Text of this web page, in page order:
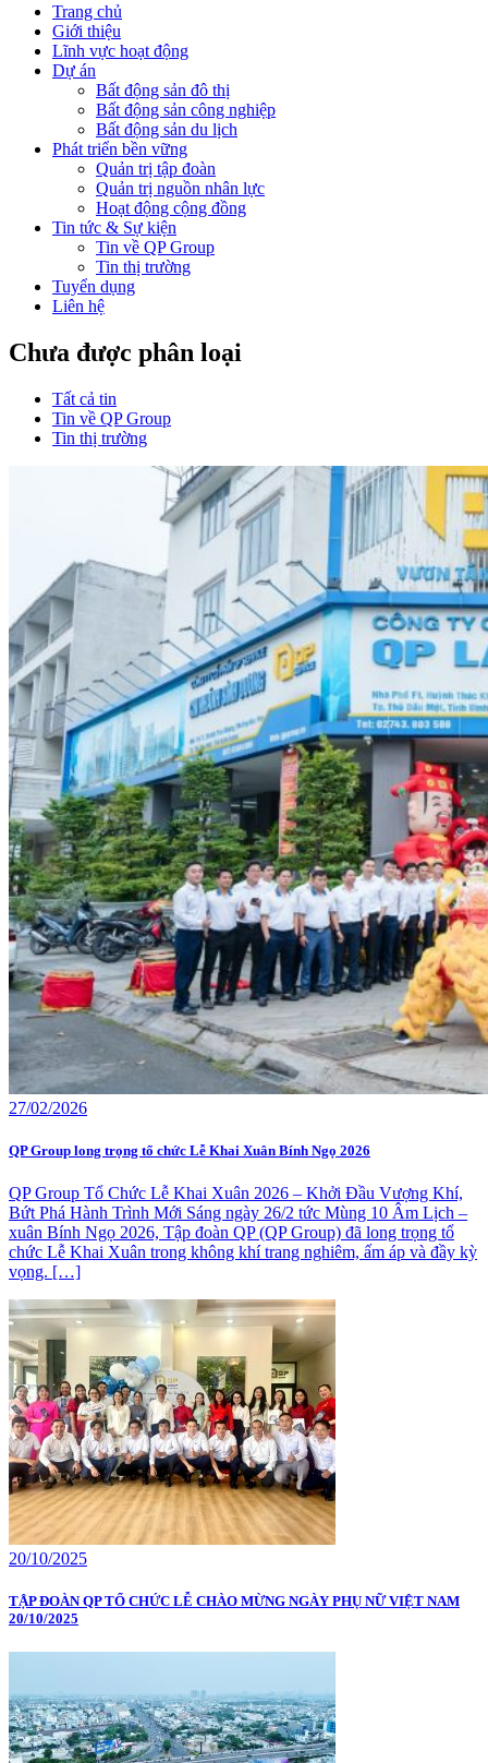
Trang chủ
Giới thiệu
Lĩnh vực hoạt động
Dự án
Bất động sản đô thị
Bất động sản công nghiệp
Bất động sản du lịch
Phát triển bền vững
Quản trị tập đoàn
Quản trị nguồn nhân lực
Hoạt động cộng đồng
Tin tức & Sự kiện
Tin về QP Group
Tin thị trường
Tuyển dụng
Liên hệ
Chưa được phân loại
Tất cả tin
Tin về QP Group
Tin thị trường
27/02/2026
QP Group long trọng tổ chức Lễ Khai Xuân Bính Ngọ 2026
QP Group Tổ Chức Lễ Khai Xuân 2026 – Khởi Đầu Vượng Khí,
Bứt Phá Hành Trình Mới Sáng ngày 26/2 tức Mùng 10 Âm Lịch –
xuân Bính Ngọ 2026, Tập đoàn QP (QP Group) đã long trọng tổ
chức Lễ Khai Xuân trong không khí trang nghiêm, ấm áp và đầy kỳ
vọng. […]
20/10/2025
TẬP ĐOÀN QP TỔ CHỨC LỄ CHÀO MỪNG NGÀY PHỤ NỮ VIỆT NAM
20/10/2025